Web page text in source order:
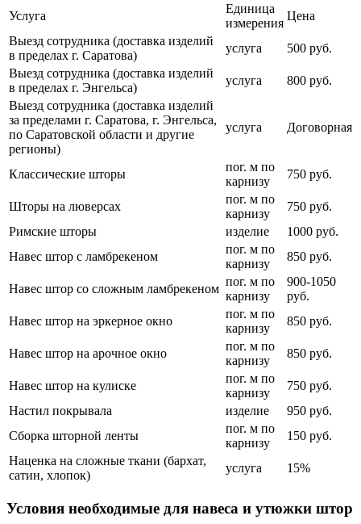
Услуга
Единица
измерения
Цена
Выезд сотрудника (доставка изделий
в пределах г. Саратова)
услуга
500 руб.
Выезд сотрудника (доставка изделий
в пределах г. Энгельса)
услуга
800 руб.
Выезд сотрудника (доставка изделий
за пределами г. Саратова, г. Энгельса,
по Саратовской области и другие
регионы)
услуга Договорная
Классические шторы
пог. м по
карнизу
750 руб.
Шторы на люверсах
пог. м по
карнизу
750 руб.
Римские шторы
изделие
1000 руб.
Навес штор с ламбрекеном
пог. м по
карнизу
850 руб.
Навес штор со сложным ламбрекеном
пог. м по
карнизу
900-1050
руб.
Навес штор на эркерное окно
пог. м по
карнизу
850 руб.
Навес штор на арочное окно
пог. м по
карнизу
850 руб.
Навес штор на кулиске
пог. м по
карнизу
750 руб.
Настил покрывала
изделие
950 руб.
Сборка шторной ленты
пог. м по
карнизу
150 руб.
Наценка на сложные ткани (бархат,
сатин, хлопок)
услуга 15%
Условия необходимые для навеса и утюжки штор